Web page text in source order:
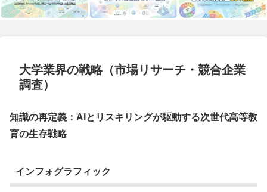
大学業界の戦略（市場リサーチ・競合企業
調査）
知識の再定義：AIとリスキリングが駆動する次世代高等教
育の生存戦略
インフォグラフィック